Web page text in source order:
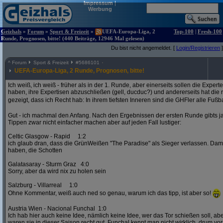
Impressum|
Werbung
Geizhals » Forum » Sport & Freizeit »
UEFA-Europa-Liga, 2
Runde, Prognosen, bitte! (440 Beiträge, 12946 Mal gelesen)
Top-100 | Fresh-100
Du bist nicht angemeldet. [ Login/Registrieren ]
^ Forum Sport & Freizeit #5686101
UEFA-Europa-Liga, 2 Runde, Prognosen, bitte!
Ich weiß, ich weiß - früher als in der 1. Runde, aber einerseits sollen die
haben, ihre Expertisen abzuschließen (gell, ducduc?) und andererseits hat die
gezeigt, dass ich Recht hab: In ihrem tiefsten Inneren sind die GHFler alle
Gut - ich machmal den Anfang. Nach den Ergebnissen der ersten Runde gibts
Tippen zwar nicht einfacher machen aber auf jeden Fall lustiger:
Celtic Glasgow - Rapid 1:2
ich glaub dran, dass die GrünWeißen "The Paradise" als Sieger verlassen.
haben, die Schotten
Galatasaray - Sturm Graz 4:0
Sorry, aber da wird nix zu holen sein
Salzburg - Villarreal 1:0
Ohne Kommentar, weiß auch ned so genau, warum ich das tipp, ist aber so!
Austria Wien - Nacional Funchal 1:0
Ich hab hier auch keine Idee, nämlich keine Idee, wer das Tor schießen soll,